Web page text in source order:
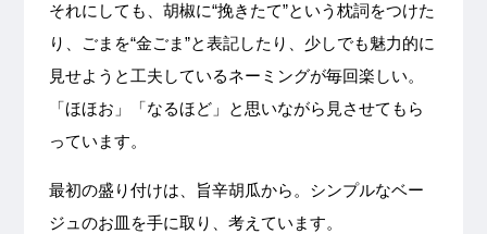
それにしても、胡椒に“挽きたて”という枕詞をつけた
り、ごまを“金ごま”と表記したり、少しでも魅力的に
見せようと工夫しているネーミングが毎回楽しい。
「ほほお」「なるほど」と思いながら見させてもら
っています。
最初の盛り付けは、旨辛胡瓜から。シンプルなベー
ジュのお皿を手に取り、考えています。